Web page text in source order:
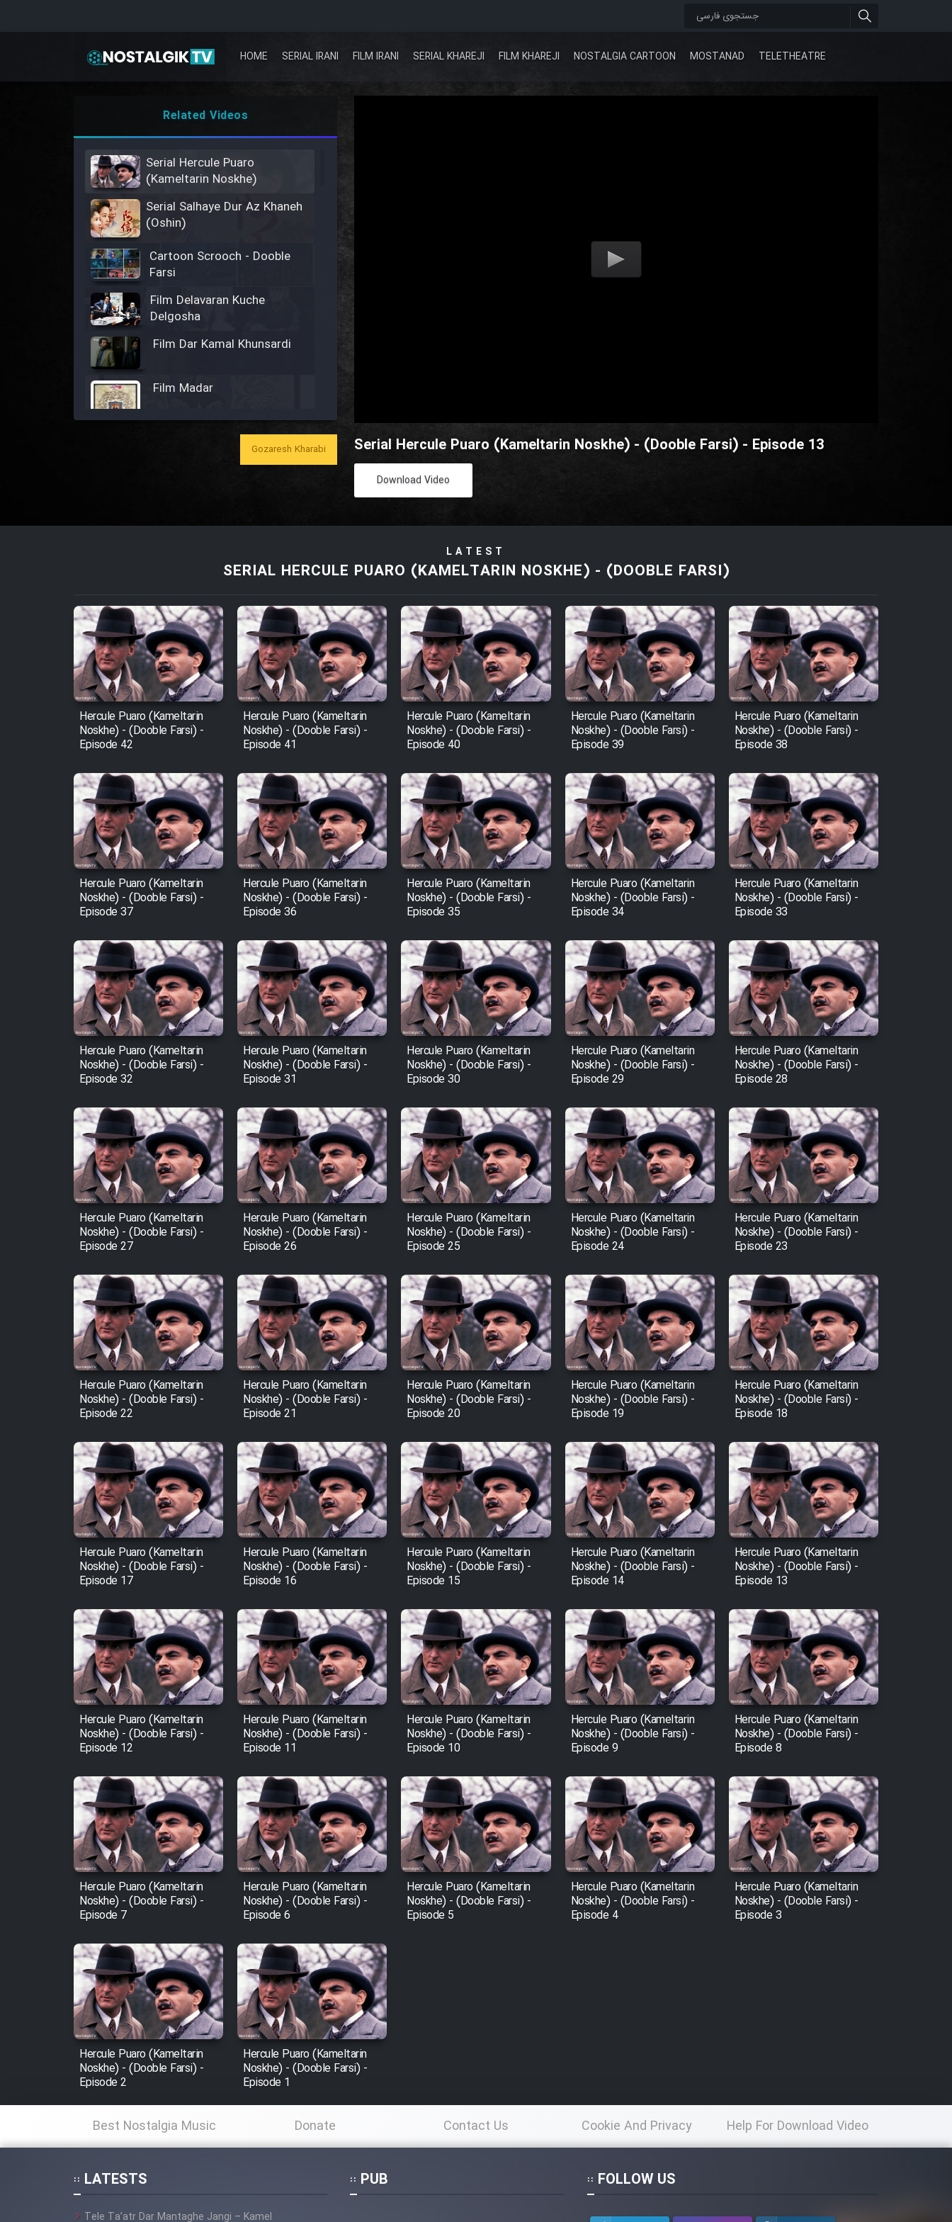
HOME SERIAL IRANI FILM IRANI SERIAL KHAREJI FILM KHAREJI NOSTALGIA CARTOON MOSTANAD TELETHEATRE
Serial Hercule Puaro (Kameltarin Noskhe) - (Dooble Farsi) - Episode 13
Download Video
Related Videos
Serial Hercule Puaro
(Kameltarin Noskhe)
Serial Salhaye Dur Az Khaneh
(Oshin)
Cartoon Scrooch - Dooble
Farsi
Film Delavaran Kuche
Delgosha
Film Dar Kamal Khunsardi
Film Madar
Film Bozorg Kheily Bozorg
Film Arabeh Marg
Film Avar
Film Behtarin Tabestan Man
Film Salam be Entezar
Film Tejarat
Film Entehaye Ghodrat
Cartoon Robin Hood - Dooble
Farsi (Ghabl Az Enghelab)
Serial Ayeneh 1364
Shod 1362
Serial Hojr ebn Oday 1381
Film Akharin Marhaleh
Film Atash Penhan
Animeishen Cinemaei Safar
Be Sarzamin Dur
Film Jangju Pirooz
Film Padzahr
Film Shah Khamush
Film Fil Dar Tariki
Film Farsh Bad
Film In Haft Nafar
Film Fani
Cartoon Galiver - Kamel
(Dooble Farsi)
Film Shire Talayi (Dooble
Farsi)
Film Aseman Kharashe
Film Dastbord Be Bank
(Dooble Farsi)
Film Alpagoor (Dooble Farsi)
Film Herfeyi (Dooble Farsi)
Mostanad Margbartarin
Heyvanat Donya - Dooble
Farsi
Film Toofangar (Dooble
Farsi)
Film Velgarde Vahshi (Dooble
Farsi)
Gozaresh Kharabi
LATEST
SERIAL HERCULE PUARO (KAMELTARIN NOSKHE) - (DOOBLE FARSI)
Hercule Puaro (Kameltarin
Noskhe) - (Dooble Farsi) -
Episode 42
Hercule Puaro (Kameltarin
Noskhe) - (Dooble Farsi) -
Episode 41
Hercule Puaro (Kameltarin
Noskhe) - (Dooble Farsi) -
Episode 40
Hercule Puaro (Kameltarin
Noskhe) - (Dooble Farsi) -
Episode 39
Hercule Puaro (Kameltarin
Noskhe) - (Dooble Farsi) -
Episode 38
Hercule Puaro (Kameltarin
Noskhe) - (Dooble Farsi) -
Episode 37
Hercule Puaro (Kameltarin
Noskhe) - (Dooble Farsi) -
Episode 36
Hercule Puaro (Kameltarin
Noskhe) - (Dooble Farsi) -
Episode 35
Hercule Puaro (Kameltarin
Noskhe) - (Dooble Farsi) -
Episode 34
Hercule Puaro (Kameltarin
Noskhe) - (Dooble Farsi) -
Episode 33
Hercule Puaro (Kameltarin
Noskhe) - (Dooble Farsi) -
Episode 32
Hercule Puaro (Kameltarin
Noskhe) - (Dooble Farsi) -
Episode 31
Hercule Puaro (Kameltarin
Noskhe) - (Dooble Farsi) -
Episode 30
Hercule Puaro (Kameltarin
Noskhe) - (Dooble Farsi) -
Episode 29
Hercule Puaro (Kameltarin
Noskhe) - (Dooble Farsi) -
Episode 28
Hercule Puaro (Kameltarin
Noskhe) - (Dooble Farsi) -
Episode 27
Hercule Puaro (Kameltarin
Noskhe) - (Dooble Farsi) -
Episode 26
Hercule Puaro (Kameltarin
Noskhe) - (Dooble Farsi) -
Episode 25
Hercule Puaro (Kameltarin
Noskhe) - (Dooble Farsi) -
Episode 24
Hercule Puaro (Kameltarin
Noskhe) - (Dooble Farsi) -
Episode 23
Hercule Puaro (Kameltarin
Noskhe) - (Dooble Farsi) -
Episode 22
Hercule Puaro (Kameltarin
Noskhe) - (Dooble Farsi) -
Episode 21
Hercule Puaro (Kameltarin
Noskhe) - (Dooble Farsi) -
Episode 20
Hercule Puaro (Kameltarin
Noskhe) - (Dooble Farsi) -
Episode 19
Hercule Puaro (Kameltarin
Noskhe) - (Dooble Farsi) -
Episode 18
Hercule Puaro (Kameltarin
Noskhe) - (Dooble Farsi) -
Episode 17
Hercule Puaro (Kameltarin
Noskhe) - (Dooble Farsi) -
Episode 16
Hercule Puaro (Kameltarin
Noskhe) - (Dooble Farsi) -
Episode 15
Hercule Puaro (Kameltarin
Noskhe) - (Dooble Farsi) -
Episode 14
Hercule Puaro (Kameltarin
Noskhe) - (Dooble Farsi) -
Episode 13
Hercule Puaro (Kameltarin
Noskhe) - (Dooble Farsi) -
Episode 12
Hercule Puaro (Kameltarin
Noskhe) - (Dooble Farsi) -
Episode 11
Hercule Puaro (Kameltarin
Noskhe) - (Dooble Farsi) -
Episode 10
Hercule Puaro (Kameltarin
Noskhe) - (Dooble Farsi) -
Episode 9
Hercule Puaro (Kameltarin
Noskhe) - (Dooble Farsi) -
Episode 8
Hercule Puaro (Kameltarin
Noskhe) - (Dooble Farsi) -
Episode 7
Hercule Puaro (Kameltarin
Noskhe) - (Dooble Farsi) -
Episode 6
Hercule Puaro (Kameltarin
Noskhe) - (Dooble Farsi) -
Episode 5
Hercule Puaro (Kameltarin
Noskhe) - (Dooble Farsi) -
Episode 4
Hercule Puaro (Kameltarin
Noskhe) - (Dooble Farsi) -
Episode 3
Hercule Puaro (Kameltarin
Noskhe) - (Dooble Farsi) -
Episode 2
Hercule Puaro (Kameltarin
Noskhe) - (Dooble Farsi) -
Episode 1
Best Nostalgia Music Donate Contact Us Cookie And Privacy
Policy
Help For Download Video
LATESTS
Tele Ta’atr Dar Mantaghe Jangi – Kamel
PUB FOLLOW US